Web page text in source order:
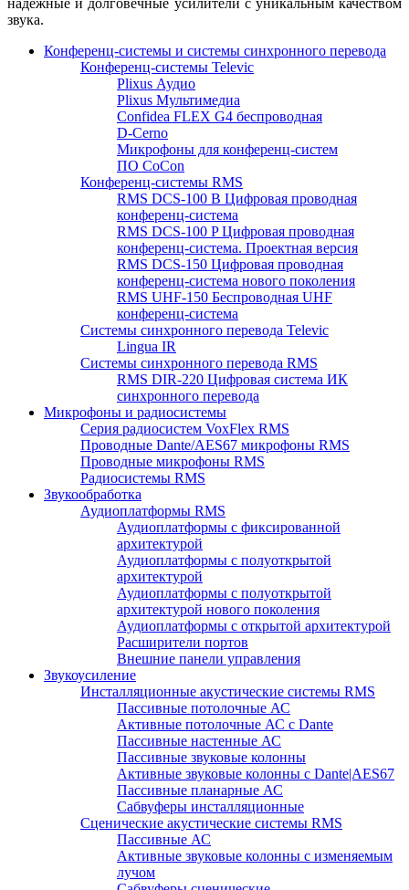
надежные и долговечные усилители с уникальным качеством
звука.
Конференц-системы и системы синхронного перевода
Конференц-системы Televic
Plixus Аудио
Plixus Мультимедиа
Confidea FLEX G4 беспроводная
D-Cerno
Микрофоны для конференц-систем
ПО CoCon
Конференц-системы RMS
RMS DCS-100 B Цифровая проводная
конференц-система
RMS DCS-100 P Цифровая проводная
конференц-система. Проектная версия
RMS DCS-150 Цифровая проводная
конференц-система нового поколения
RMS UHF-150 Беспроводная UHF
конференц-система
Системы синхронного перевода Televic
Lingua IR
Системы синхронного перевода RMS
RMS DIR-220 Цифровая система ИК
синхронного перевода
Микрофоны и радиосистемы
Серия радиосистем VoxFlex RMS
Проводные Dante/AES67 микрофоны RMS
Проводные микрофоны RMS
Радиосистемы RMS
Звукообработка
Аудиоплатформы RMS
Аудиоплатформы с фиксированной
архитектурой
Аудиоплатформы с полуоткрытой
архитектурой
Аудиоплатформы с полуоткрытой
архитектурой нового поколения
Аудиоплатформы с открытой архитектурой
Расширители портов
Внешние панели управления
Звукоусиление
Инсталляционные акустические системы RMS
Пассивные потолочные АС
Активные потолочные АС с Dante
Пассивные настенные АС
Пассивные звуковые колонны
Активные звуковые колонны с Dante|AES67
Пассивные планарные АС
Сабвуферы инсталляционные
Сценические акустические системы RMS
Пассивные АС
Активные звуковые колонны с изменяемым
лучом